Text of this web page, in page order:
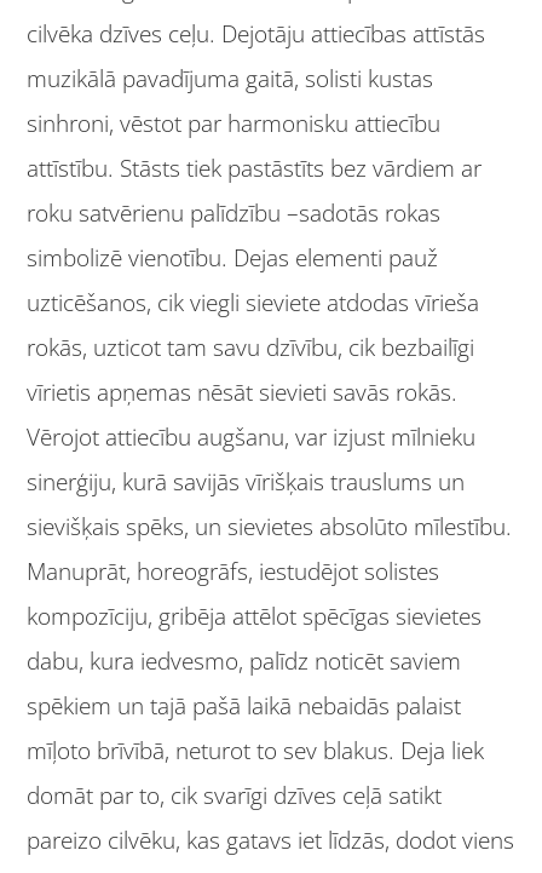
cilvēka dzīves ceļu. Dejotāju attiecības attīstās
muzikālā pavadījuma gaitā, solisti kustas
sinhroni, vēstot par harmonisku attiecību
attīstību. Stāsts tiek pastāstīts bez vārdiem ar
roku satvērienu palīdzību –sadotās rokas
simbolizē vienotību. Dejas elementi pauž
uzticēšanos, cik viegli sieviete atdodas vīrieša
rokās, uzticot tam savu dzīvību, cik bezbailīgi
vīrietis apņemas nēsāt sievieti savās rokās.
Vērojot attiecību augšanu, var izjust mīlnieku
sinerģiju, kurā savijās vīrišķais trauslums un
sievišķais spēks, un sievietes absolūto mīlestību.
Manuprāt, horeogrāfs, iestudējot solistes
kompozīciju, gribēja attēlot spēcīgas sievietes
dabu, kura iedvesmo, palīdz noticēt saviem
spēkiem un tajā pašā laikā nebaidās palaist
mīļoto brīvībā, neturot to sev blakus. Deja liek
domāt par to, cik svarīgi dzīves ceļā satikt
pareizo cilvēku, kas gatavs iet līdzās, dodot viens